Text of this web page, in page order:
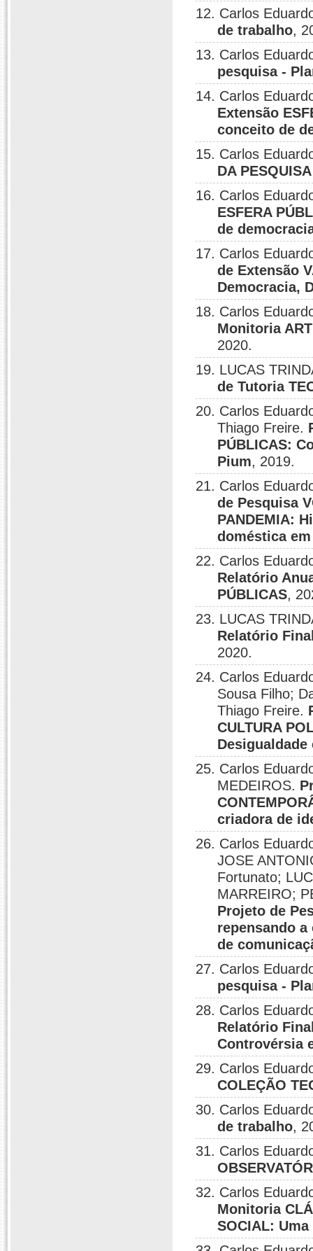
12. Carlos
de trabalho,
13. Carlos
pesquisa -
14. Carlos
Extensão
conceito de
15. Carlos
DA
16. Carlos
ESFERA
de
17. Carlos
de Extensão
Democracia,
18. Carlos
Monitoria
2020.
19. LUCAS
de Tutoria
20. Carlos
Thiago Freire.
PÚBLICAS:
Pium, 2019.
21. Carlos
de Pesquisa
PANDEMIA:
doméstica
22. Carlos
Relatório
PÚBLICAS,
23. LUCAS
Relatório
2020.
24. Carlos
Sousa Filho;
Thiago Freire.
CULTURA
Desigualdade
25. Carlos
MEDEIROS.
criadora de
26. Carlos
JOSE
Fortunato;
MARREIRO;
Projeto de
repensando
de
27. Carlos
pesquisa -
28. Carlos
Relatório
Controvérsia
29. Carlos
COLEÇÃO
30. Carlos
de trabalho,
31. Carlos
32. Carlos
Monitoria
SOCIAL: